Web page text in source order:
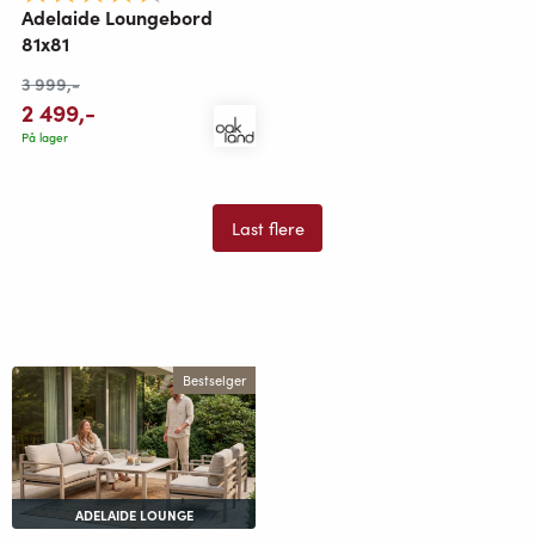
Adelaide Loungebord
81x81
3 999,-
2 499,-
På lager
Last flere
Bestselger
ADELAIDE LOUNGE